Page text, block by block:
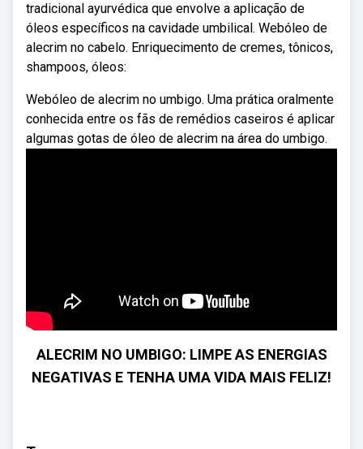
tradicional ayurvédica que envolve a aplicação de
óleos específicos na cavidade umbilical. Webóleo de
alecrim no cabelo. Enriquecimento de cremes, tônicos,
shampoos, óleos:
Webóleo de alecrim no umbigo. Uma prática oralmente
conhecida entre os fãs de remédios caseiros é aplicar
algumas gotas de óleo de alecrim na área do umbigo.
ALECRIM NO UMBIGO: LIMPE AS ENERGIAS
NEGATIVAS E TENHA UMA VIDA MAIS FELIZ!